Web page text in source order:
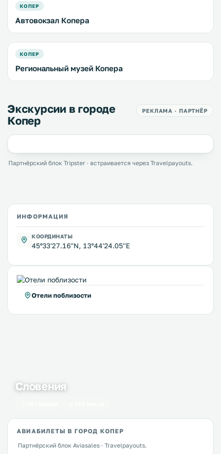
КОПЕР
Автовокзал Копера
КОПЕР
Региональный музей Копера
Экскурсии в городе
Копер
РЕКЛАМА · ПАРТНЁР
Партнёрский блок Tripster · встраивается через Travelpayouts.
ИНФОРМАЦИЯ
КООРДИНАТЫ
45°33'27.16''N, 13°44'24.05''E
Отели поблизости
Словения
АВИАБИЛЕТЫ В ГОРОД КОПЕР
Партнёрский блок Aviasales · Travelpayouts.